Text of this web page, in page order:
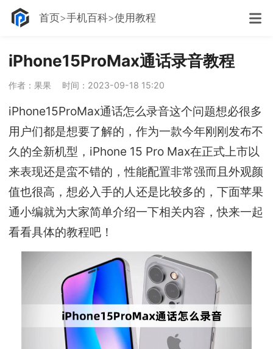
首页 手机百科 使用教程
iPhone15ProMax通话录音教程
作者：果果 时间：2023-09-18 15:20
iPhone15ProMax通话怎么录音这个问题想必很多
用户们都是想要了解的，作为一款今年刚刚发布不
久的全新机型，iPhone 15 Pro Max在正式上市以
来表现还是蛮不错的，性能配置非常强而且外观颜
值也很高，想必入手的人还是比较多的，下面苹果
通小编就为大家简单介绍一下相关内容，快来一起
看看具体的教程吧！